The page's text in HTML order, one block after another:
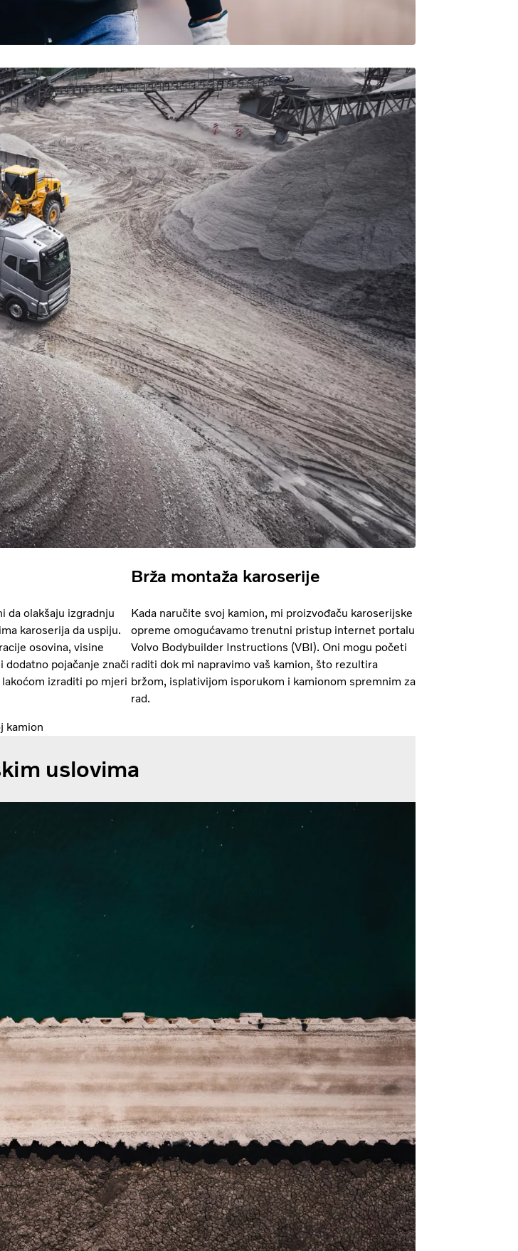
da olakšaju izgradnju
karoserija da uspiju.
osovina, visine
dodatno pojačanje znači
izraditi po mjeri
Brža montaža karoserije
Kada naručite svoj kamion, mi proizvođaču karoserijske
opreme omogućavamo trenutni pristup internet portalu
Volvo Bodybuilder Instructions (VBI). Oni mogu početi
raditi dok mi napravimo vaš kamion, što rezultira
bržom, isplativijom isporukom i kamionom spremnim za
rad.
kamion
uslovima